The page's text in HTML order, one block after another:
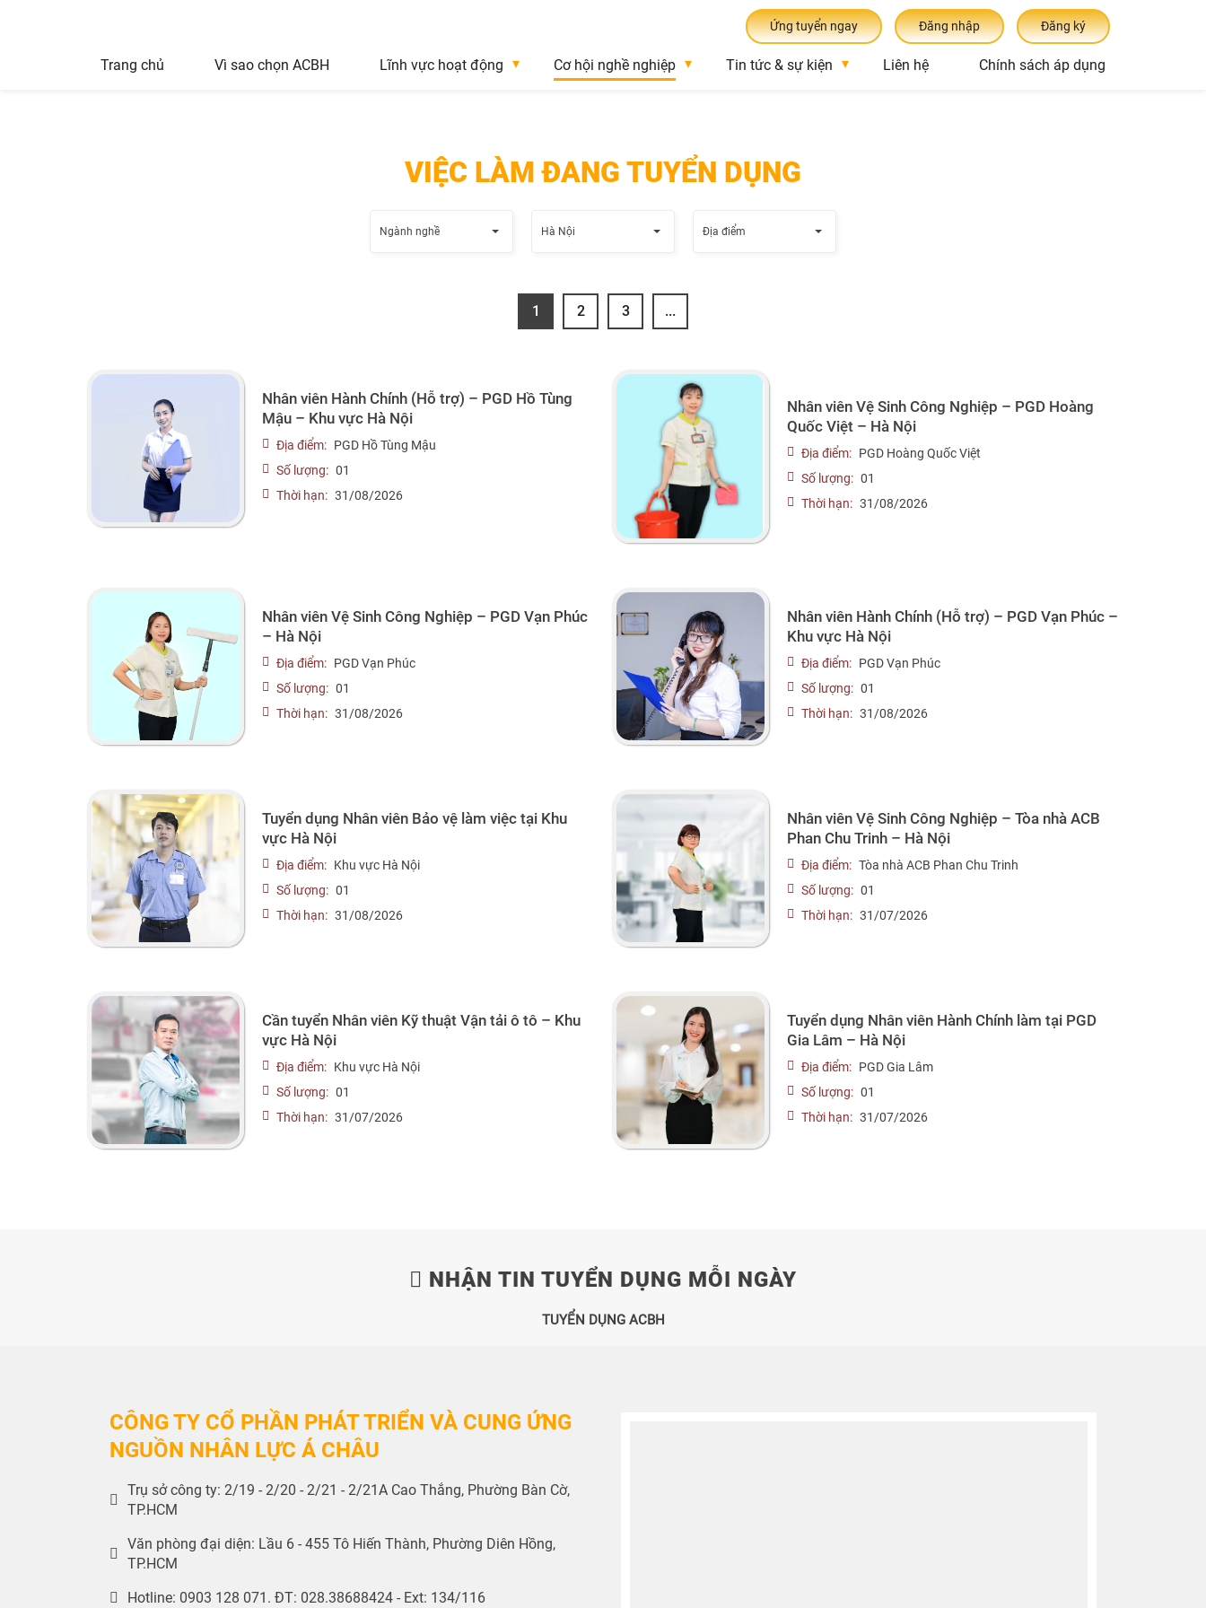
Ứng tuyển ngay Đăng nhập Đăng ký
Trang chủ Vì sao chọn ACBH Lĩnh vực hoạt động Cơ hội nghề nghiệp Tin tức & sự kiện Liên hệ Chính sách áp dụng
VIỆC LÀM ĐANG TUYỂN DỤNG
Ngành nghề Hà Nội Địa điểm
1 2 3 ...
Nhân viên Hành Chính (Hỗ trợ) – PGD Hồ Tùng
Mậu – Khu vực Hà Nội
Địa điểm: PGD Hồ Tùng Mậu
Số lượng: 01
Thời hạn: 31/08/2026
Nhân viên Vệ Sinh Công Nghiệp – PGD Hoàng
Quốc Việt – Hà Nội
Địa điểm: PGD Hoàng Quốc Việt
Số lượng: 01
Thời hạn: 31/08/2026
Nhân viên Vệ Sinh Công Nghiệp – PGD Vạn Phúc
– Hà Nội
Địa điểm: PGD Vạn Phúc
Số lượng: 01
Thời hạn: 31/08/2026
Nhân viên Hành Chính (Hỗ trợ) – PGD Vạn Phúc –
Khu vực Hà Nội
Địa điểm: PGD Vạn Phúc
Số lượng: 01
Thời hạn: 31/08/2026
Tuyển dụng Nhân viên Bảo vệ làm việc tại Khu
vực Hà Nội
Địa điểm: Khu vực Hà Nội
Số lượng: 01
Thời hạn: 31/08/2026
Nhân viên Vệ Sinh Công Nghiệp – Tòa nhà ACB
Phan Chu Trinh – Hà Nội
Địa điểm: Tòa nhà ACB Phan Chu Trinh
Số lượng: 01
Thời hạn: 31/07/2026
Cần tuyển Nhân viên Kỹ thuật Vận tải ô tô – Khu
vực Hà Nội
Địa điểm: Khu vực Hà Nội
Số lượng: 01
Thời hạn: 31/07/2026
Tuyển dụng Nhân viên Hành Chính làm tại PGD
Gia Lâm – Hà Nội
Địa điểm: PGD Gia Lâm
Số lượng: 01
Thời hạn: 31/07/2026
NHẬN TIN TUYỂN DỤNG MỖI NGÀY
TUYỂN DỤNG ACBH
CÔNG TY CỔ PHẦN PHÁT TRIỂN VÀ CUNG ỨNG
NGUỒN NHÂN LỰC Á CHÂU
Trụ sở công ty: 2/19 - 2/20 - 2/21 - 2/21A Cao Thắng, Phường Bàn Cờ,
TP.HCM
Văn phòng đại diện: Lầu 6 - 455 Tô Hiến Thành, Phường Diên Hồng,
TP.HCM
Hotline: 0903 128 071. ĐT: 028.38688424 - Ext: 134/116